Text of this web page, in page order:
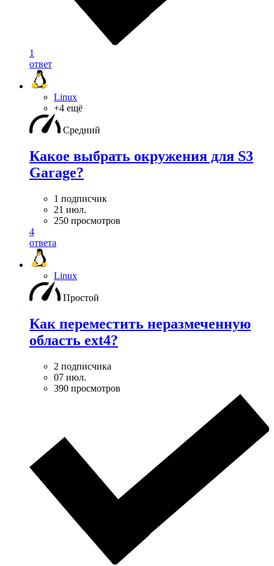
1
ответ
Linux
+4 ещё
Средний
Какое выбрать окружения для S3
Garage?
1 подписчик
21 июл.
250 просмотров
4
ответа
Linux
Простой
Как переместить неразмеченную
область ext4?
2 подписчика
07 июл.
390 просмотров